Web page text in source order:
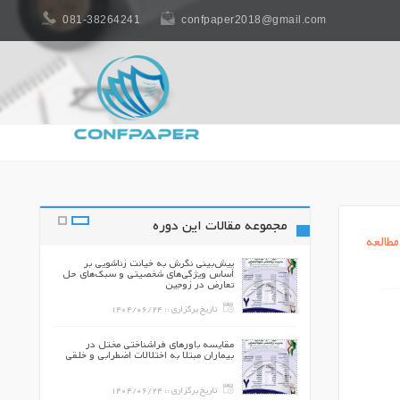
confpaper2018@gmail.com
081-38264241
مجموعه مقالات این دوره
و طرحواره هاي
پیش‌بینی نگرش به خیانت زناشویی بر
اساس ویژگی‌های شخصیتی و سبک‌های حل
تعارض در زوجین
تاریخ برگزاری :: 1404/06/24
مقایسه باورهای فراشناختی مختل در
بیماران مبتلا به اختلالات اضطرابی و خلقی
تاریخ برگزاری :: 1404/06/24